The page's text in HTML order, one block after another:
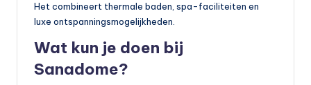
Het combineert thermale baden, spa-faciliteiten en
luxe ontspanningsmogelijkheden.
Wat kun je doen bij
Sanadome?